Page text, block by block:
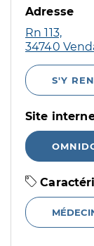
Adresse
Rn 113,
34740
S'Y
Site